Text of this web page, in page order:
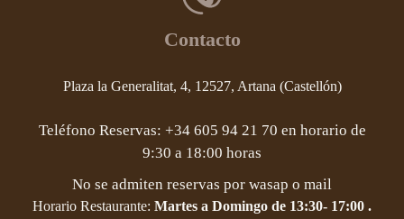
Contacto
Plaza la Generalitat, 4, 12527, Artana (Castellón)
Teléfono Reservas: +34 605 94 21 70 en horario de
9:30 a 18:00 horas
No se admiten reservas por wasap o mail
Horario Restaurante: Martes a Domingo de 13:30- 17:00 .